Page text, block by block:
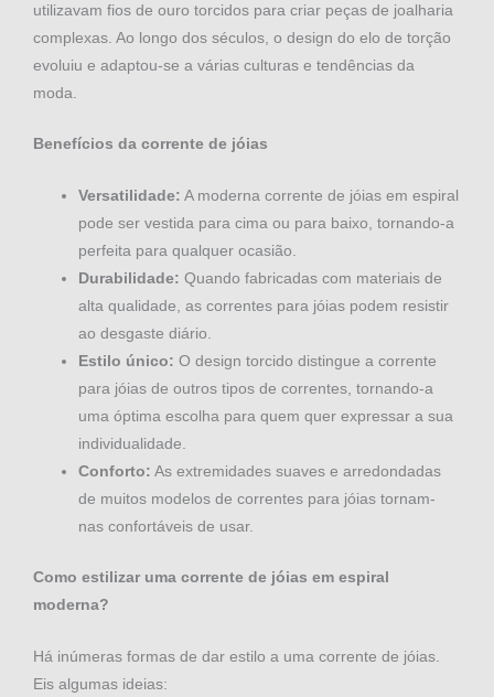
utilizavam fios de ouro torcidos para criar peças de joalharia
complexas. Ao longo dos séculos, o design do elo de torção
evoluiu e adaptou-se a várias culturas e tendências da
moda.
Benefícios da corrente de jóias
Versatilidade: A moderna corrente de jóias em espiral
pode ser vestida para cima ou para baixo, tornando-a
perfeita para qualquer ocasião.
Durabilidade: Quando fabricadas com materiais de
alta qualidade, as correntes para jóias podem resistir
ao desgaste diário.
Estilo único: O design torcido distingue a corrente
para jóias de outros tipos de correntes, tornando-a
uma óptima escolha para quem quer expressar a sua
individualidade.
Conforto: As extremidades suaves e arredondadas
de muitos modelos de correntes para jóias tornam-
nas confortáveis de usar.
Como estilizar uma corrente de jóias em espiral
moderna?
Há inúmeras formas de dar estilo a uma corrente de jóias.
Eis algumas ideias: